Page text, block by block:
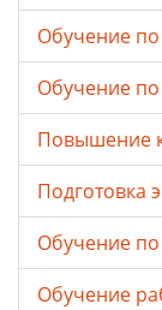
Обучение
Обучение
Повышение
Подготовка
Обучение
Обучение